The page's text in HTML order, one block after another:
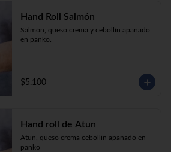
Hand Roll Salmón
Salmón, queso crema y cebollín apanado
en panko.
$5.100
Hand roll de Atun
Atun, queso crema cebollin apanado en
panko